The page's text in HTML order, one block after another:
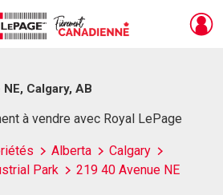
Calgary, AB
à vendre avec Royal LePage
Alberta
Calgary
Park
219 40 Avenue NE